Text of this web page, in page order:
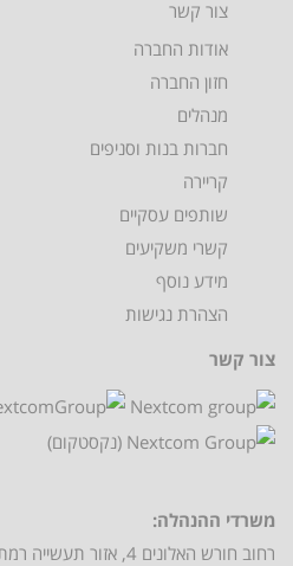
צור קשר
אודות החברה
חזון החברה
מנהלים
חברות בנות וסניפים
קריירה
שותפים עסקיים
קשרי משקיעים
מידע נוסף
הצהרת נגישות
צור קשר
משרדי ההנהלה:
רחוב חורש האלונים 4, אזור תעשייה רמת ישי